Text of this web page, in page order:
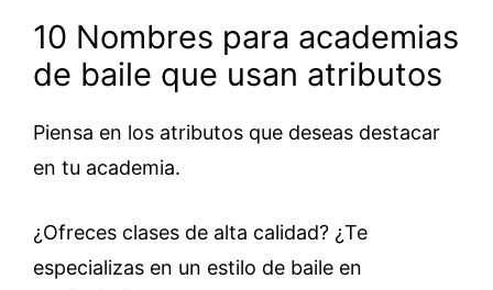
10 Nombres para academias
de baile que usan atributos
Piensa en los atributos que deseas destacar
en tu academia.
¿Ofreces clases de alta calidad? ¿Te
especializas en un estilo de baile en